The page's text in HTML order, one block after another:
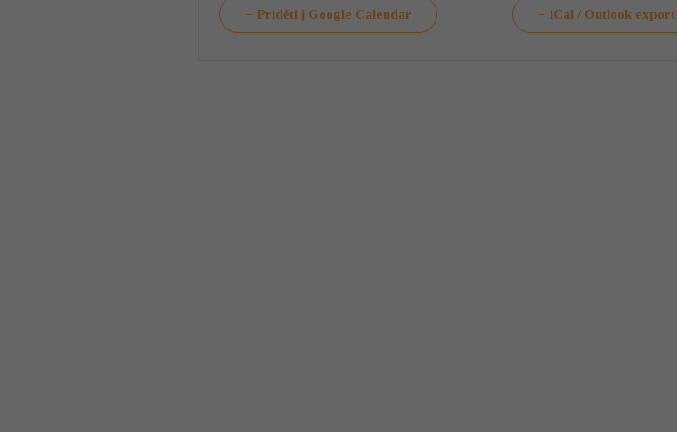
+ Pridėti į Google Calendar + iCal / Outlook export